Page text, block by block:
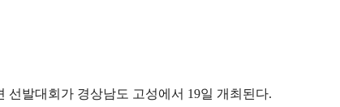
선발대회가 경상남도 고성에서 19일 개최된다.